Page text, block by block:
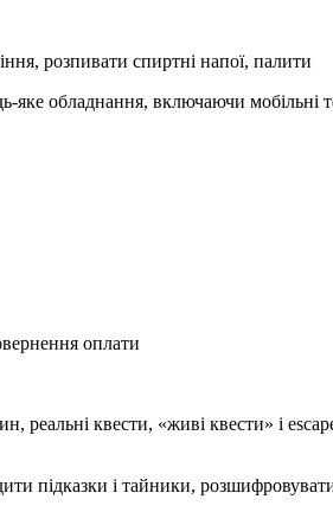
розпивати спиртні напої, палити
яке обладнання, включаючи мобільні
оплати
квести, «живі квести» і
підказки і тайники,